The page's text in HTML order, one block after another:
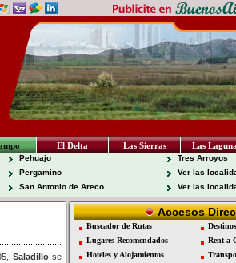
El Delta Las Sierras Las
Pehuajo
Pergamino
San Antonio de Areco
Tres Arroyos
Ver las
Ver las
Saladillose
Accesos
Buscador de Rutas
Lugares Recomendados
Hoteles y Alojamientos
Destinos
Rent a